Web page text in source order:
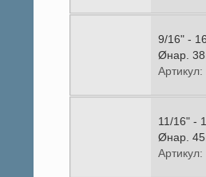
9/16" -
Øнар.
11/16" -
Øнар.